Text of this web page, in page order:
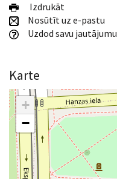
Izdrukāt
Nosūtīt uz e-pastu
Uzdod savu jautājumu
Karte
+
−